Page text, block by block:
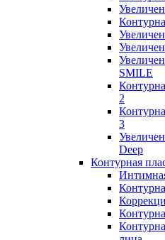
SMILE
2
3
Deep
Контурная